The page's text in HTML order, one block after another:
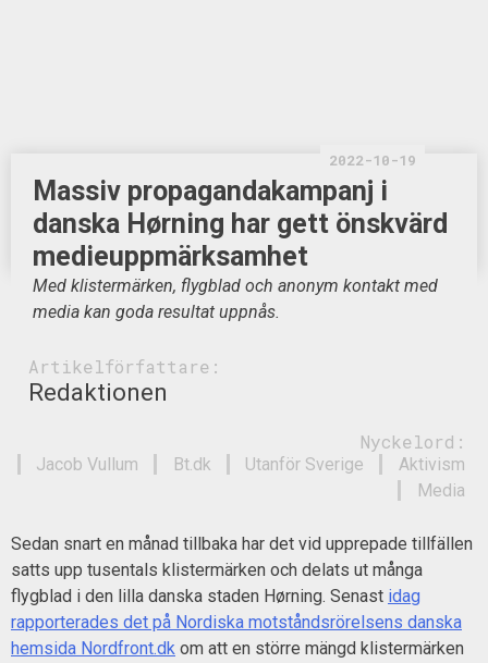
2022-10-19
Massiv propagandakampanj i
danska Hørning har gett önskvärd
medieuppmärksamhet
Med klistermärken, flygblad och anonym kontakt med
media kan goda resultat uppnås.
Artikelförfattare:
Redaktionen
Nyckelord:
Aktivism
Utanför Sverige
Bt.dk
Jacob Vullum
Media
Sedan snart en månad tillbaka har det vid upprepade tillfällen
satts upp tusentals klistermärken och delats ut många
flygblad i den lilla danska staden Hørning. Senast idag
rapporterades det på Nordiska motståndsrörelsens danska
hemsida Nordfront.dk om att en större mängd klistermärken